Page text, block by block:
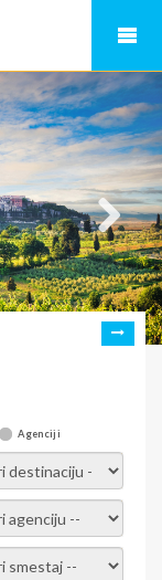
Agenciji
-
-
smestaj -